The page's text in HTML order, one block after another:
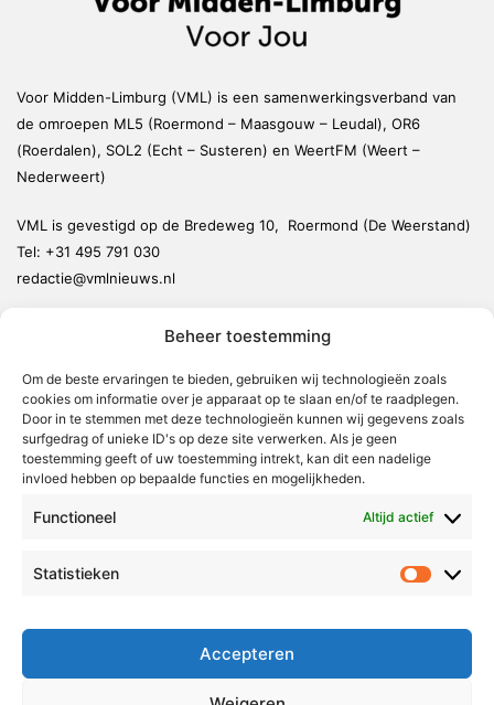
Beheer toestemming
Om de beste ervaringen te bieden, gebruiken wij technologieën zoals
cookies om informatie over je apparaat op te slaan en/of te raadplegen.
Door in te stemmen met deze technologieën kunnen wij gegevens zoals
surfgedrag of unieke ID's op deze site verwerken. Als je geen
toestemming geeft of uw toestemming intrekt, kan dit een nadelige
invloed hebben op bepaalde functies en mogelijkheden.
Functioneel Altijd actief
Statistieken
Accepteren
Voor Midden-Limburg (VML) is een samenwerkingsverband van
de omroepen ML5 (Roermond – Maasgouw – Leudal), OR6
(Roerdalen), SOL2 (Echt – Susteren) en WeertFM (Weert –
Nederweert)
VML is gevestigd op de Bredeweg 10, Roermond (De Weerstand)
Tel: +31 495 791 030
redactie@vmlnieuws.nl
Leudal
Maasgouw
Echt-Susteren
Radio & TV